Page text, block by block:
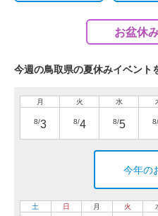
お盆休
今週の鳥取県の夏休みイベント
月
8/3
火
8/4
水
8/5 8/
今年の
土 日 月 火